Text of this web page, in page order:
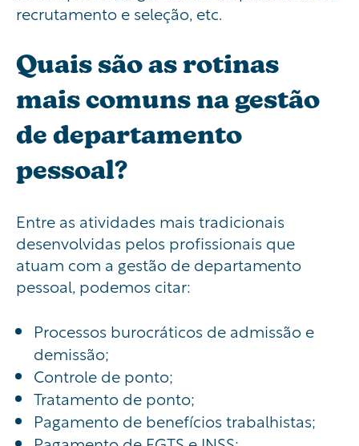
recrutamento e seleção, etc.
Quais são as rotinas
mais comuns na gestão
de departamento
pessoal?
Entre as atividades mais tradicionais
desenvolvidas pelos profissionais que
atuam com a gestão de departamento
pessoal, podemos citar:
Processos burocráticos de admissão e
demissão;
Controle de ponto;
Tratamento de ponto;
Pagamento de benefícios trabalhistas;